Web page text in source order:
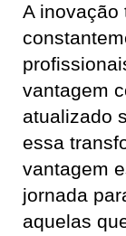
A inovação
vantagem
atualizado
essa
vantagem
jornada
aquelas